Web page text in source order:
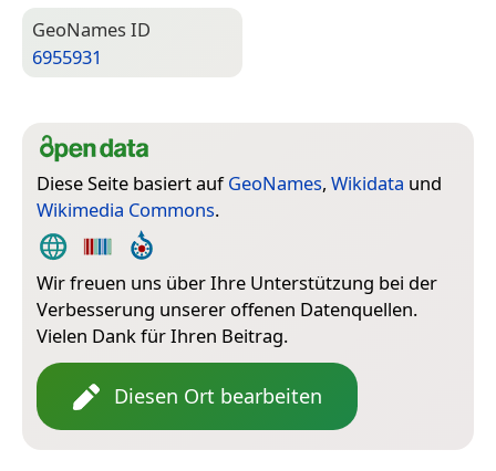
Geo­Names ID
6955931
Diese Seite basiert aufGeoNames, Wikidata und
Wikimedia Commons.
Wir freuen uns über Ihre Unterstützung bei der
Verbesserung unserer offenen Datenquellen.
Vielen Dank für Ihren Beitrag.
Diesen Ort bearbeiten